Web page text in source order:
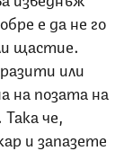
е да не го
щастие.
или
на позата на
че,
и запазете